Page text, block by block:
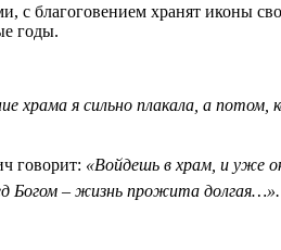
благоговением хранят иконы
годы.
храма я сильно плакала, а
говорит: «Войдешь в храм, и уже
Богом – жизнь прожита долгая…».